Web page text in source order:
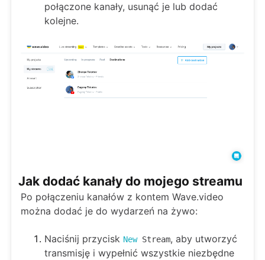
połączone kanały, usunąć je lub dodać
kolejne.
Jak dodać kanały do mojego streamu
Po połączeniu kanałów z kontem Wave.video
można dodać je do wydarzeń na żywo:
Naciśnij przycisk NewStream, aby utworzyć
transmisję i wypełnić wszystkie niezbędne